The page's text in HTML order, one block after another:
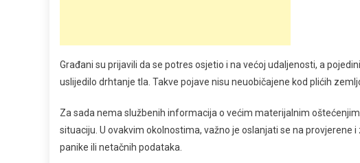
Građani su prijavili da se potres osjetio i na većoj udaljenosti, a
uslijedilo drhtanje tla. Takve pojave nisu neuobičajene kod plićih
Za sada nema službenih informacija o većim materijalnim
situaciju. U ovakvim okolnostima, važno je oslanjati se na
panike ili netačnih podataka.